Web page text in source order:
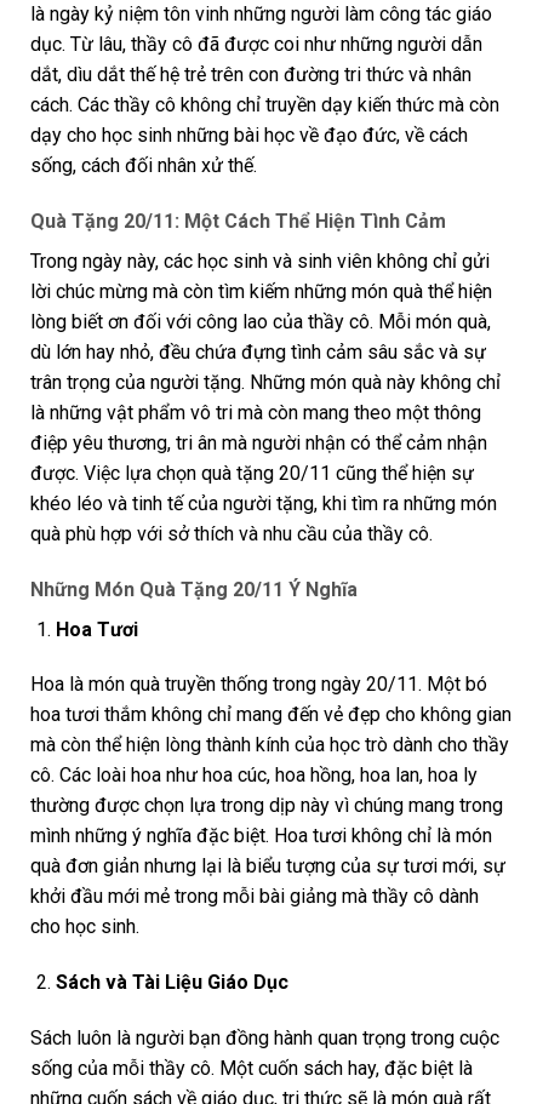
là ngày kỷ niệm tôn vinh những người làm công tác giáo
dục. Từ lâu, thầy cô đã được coi như những người dẫn
dắt, dìu dắt thế hệ trẻ trên con đường tri thức và nhân
cách. Các thầy cô không chỉ truyền dạy kiến thức mà còn
dạy cho học sinh những bài học về đạo đức, về cách
sống, cách đối nhân xử thế.
Quà Tặng 20/11: Một Cách Thể Hiện Tình Cảm
Trong ngày này, các học sinh và sinh viên không chỉ gửi
lời chúc mừng mà còn tìm kiếm những món quà thể hiện
lòng biết ơn đối với công lao của thầy cô. Mỗi món quà,
dù lớn hay nhỏ, đều chứa đựng tình cảm sâu sắc và sự
trân trọng của người tặng. Những món quà này không chỉ
là những vật phẩm vô tri mà còn mang theo một thông
điệp yêu thương, tri ân mà người nhận có thể cảm nhận
được. Việc lựa chọn quà tặng 20/11 cũng thể hiện sự
khéo léo và tinh tế của người tặng, khi tìm ra những món
quà phù hợp với sở thích và nhu cầu của thầy cô.
Những Món Quà Tặng 20/11 Ý Nghĩa
Hoa Tươi
Hoa là món quà truyền thống trong ngày 20/11. Một bó
hoa tươi thắm không chỉ mang đến vẻ đẹp cho không gian
mà còn thể hiện lòng thành kính của học trò dành cho thầy
cô. Các loài hoa như hoa cúc, hoa hồng, hoa lan, hoa ly
thường được chọn lựa trong dịp này vì chúng mang trong
mình những ý nghĩa đặc biệt. Hoa tươi không chỉ là món
quà đơn giản nhưng lại là biểu tượng của sự tươi mới, sự
khởi đầu mới mẻ trong mỗi bài giảng mà thầy cô dành
cho học sinh.
Sách và Tài Liệu Giáo Dục
Sách luôn là người bạn đồng hành quan trọng trong cuộc
sống của mỗi thầy cô. Một cuốn sách hay, đặc biệt là
những cuốn sách về giáo dục, tri thức sẽ là món quà rất